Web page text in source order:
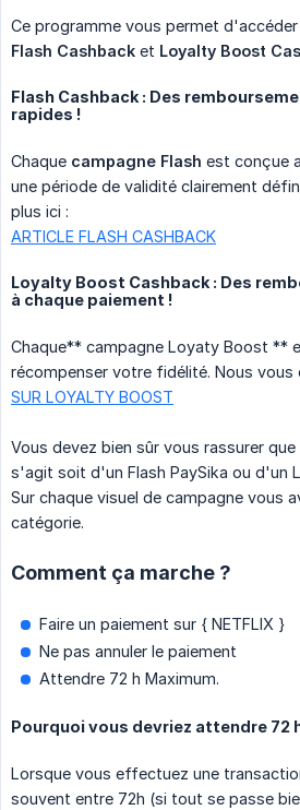
Ce programme vous permet
Flash Cashback et Loyalty Boost
Flash Cashback : Des
rapides !
Chaque campagne Flash est conçue
une période de validité clairement
plus ici :
ARTICLE FLASH CASHBACK
Loyalty Boost Cashback : Des
à chaque paiement !
Chaque** campagne Loyaty Boost **
récompenser votre fidélité. Nous vous
SUR LOYALTY BOOST
Vous devez bien sûr vous rassurer
s'agit soit d'un Flash PaySika ou d'un
Sur chaque visuel de campagne vous
catégorie.
Comment ça marche ?
Faire un paiement sur { NETFLIX }
Ne pas annuler le paiement
Attendre 72 h Maximum.
Pourquoi vous devriez attendre 72
Lorsque vous effectuez une
souvent entre 72h (si tout se passe